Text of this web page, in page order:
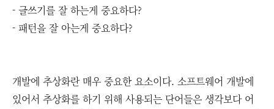
- 글쓰기를 잘 하는게 중요하다?
- 패턴을 잘 아는게 중요하다?
개발에 추상화란 매우 중요한 요소이다. 소프트웨어 개발에
있어서 추상화를 하기 위해 사용되는 단어들은 생각보다 어